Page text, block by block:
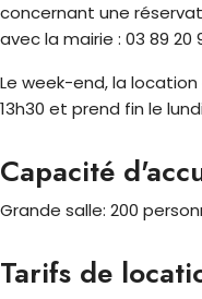
concernant une
avec la mairie : 03 89 20
Le week-end, la
13h30 et prend fin le
Capacité
Grande salle: 200
Tarifs de